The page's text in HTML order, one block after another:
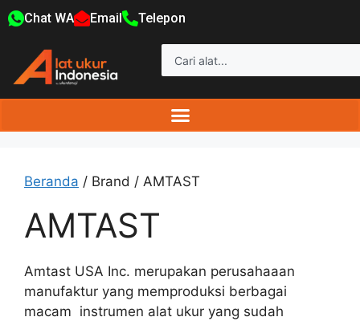
Chat WA Email Telepon
Beranda / Brand / AMTAST
AMTAST
Amtast USA Inc. merupakan perusahaaan
manufaktur yang memproduksi berbagai
macam instrumen alat ukur yang sudah